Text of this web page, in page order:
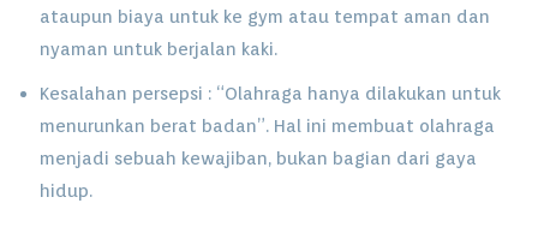
ataupun biaya untuk ke gym atau tempat aman dan
nyaman untuk berjalan kaki.
Kesalahan persepsi : “Olahraga hanya dilakukan untuk
menurunkan berat badan”. Hal ini membuat olahraga
menjadi sebuah kewajiban, bukan bagian dari gaya
hidup.